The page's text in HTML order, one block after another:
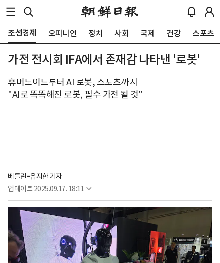
조선경제 오피니언 정치 사회 국제 건강 스포츠
가전 전시회 IFA에서 존재감 나타낸 '로봇'
휴머노이드부터 AI 로봇, 스포츠까지
"AI로 똑똑해진 로봇, 필수 가전 될 것"
베를린=유지한 기자
업데이트 2025.09.17. 18:11